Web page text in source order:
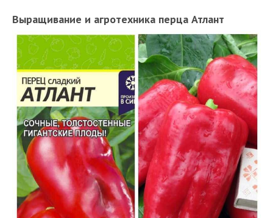
Выращивание и агротехника перца Атлант